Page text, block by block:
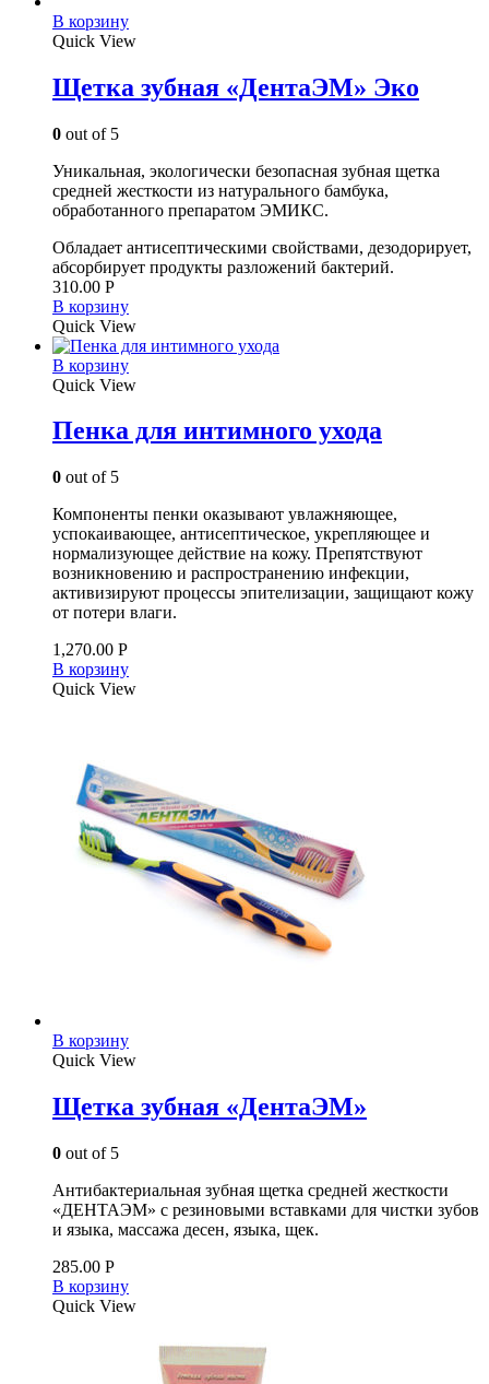
В корзину
Quick View
Щетка зубная «ДентаЭМ» Эко
0 out of 5
Уникальная, экологически безопасная зубная щетка
средней жесткости из натурального бамбука,
обработанного препаратом ЭМИКС.
Обладает антисептическими свойствами, дезодорирует,
абсорбирует продукты разложений бактерий.
310.00 Р
В корзину
Quick View
В корзину
Quick View
Пенка для интимного ухода
0 out of 5
Компоненты пенки оказывают увлажняющее,
успокаивающее, антисептическое, укрепляющее и
нормализующее действие на кожу. Препятствуют
возникновению и распространению инфекции,
активизируют процессы эпителизации, защищают кожу
от потери влаги.
1,270.00 Р
В корзину
Quick View
В корзину
Quick View
Щетка зубная «ДентаЭМ»
0 out of 5
Антибактериальная зубная щетка средней жесткости
«ДЕНТАЭМ» с резиновыми вставками для чистки зубов
и языка, массажа десен, языка, щек.
285.00 Р
В корзину
Quick View